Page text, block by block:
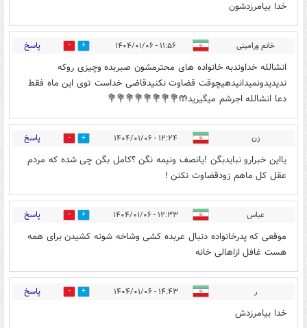
خدا بیامرزدشون
خانم ورامینی ۱۱:۵۶ - ۱۴۰۴/۰۱/۰۶ 1 پاسخ
انشالله خداوندبه خانواده های محترمشون صبربده وچیزی روکه
ندیدیدونمیدانیدهیچوقت قضاوت نکنیدقاضی خداست توی این ماه فقط
دعا انشالله اجرشم میگیرید🤲💐💐💐💐💐💐💐💐
زن ۱۲:۲۴ - ۱۴۰۴/۰۱/۰۶ 0 پاسخ
یااین خبرارو نبایدبگن !یانصف ونیمه نگن ؟کامل بگن چی شده که مردم
عقل کل ماهم زودقضاوت نکنن !
عباس ۱۲:۳۳ - ۱۴۰۴/۰۱/۰۶ 0 پاسخ
موقعی که پدرخانواده دنبال عربده کشی وشاخه شونه کشیدن برای همه
هست غافل ازاهالی خانه
ر ۱۴:۴۳ - ۱۴۰۴/۰۱/۰۶ 1 پاسخ
خدا بیامرزدش